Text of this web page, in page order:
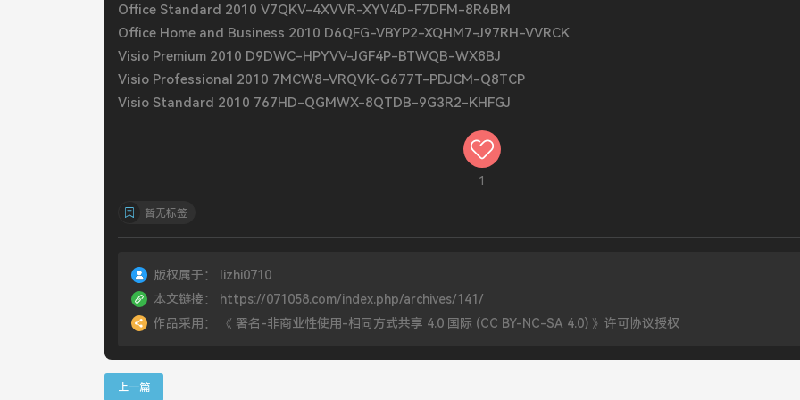
Office Standard 2010 V7QKV-4XVVR-XYV4D-F7DFM-8R6BM
Office Home and Business 2010 D6QFG-VBYP2-XQHM7-J97RH-VVRCK
Visio Premium 2010 D9DWC-HPYVV-JGF4P-BTWQB-WX8BJ
Visio Professional 2010 7MCW8-VRQVK-G677T-PDJCM-Q8TCP
Visio Standard 2010 767HD-QGMWX-8QTDB-9G3R2-KHFGJ
1
暂无标签
版权属于：
lizhi0710
本文链接：
https://071058.com/index.php/archives/141/
作品采用：
《 署名-非商业性使用-相同方式共享 4.0 国际 (CC BY-NC-SA 4.0) 》许可协议授权
上一篇